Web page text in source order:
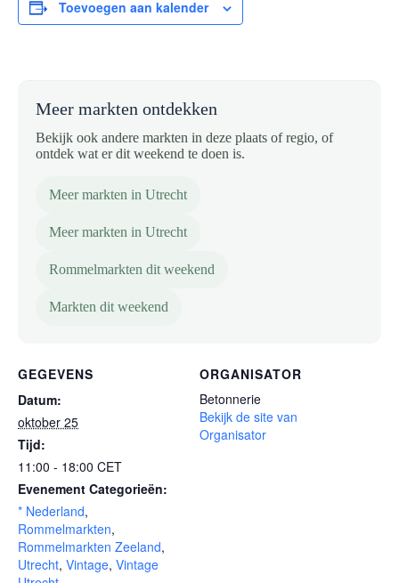
Toevoegen aan kalender
Meer markten ontdekken
Bekijk ook andere markten in deze plaats of regio, of
ontdek wat er dit weekend te doen is.
Meer markten in Utrecht
Meer markten in Utrecht
Rommelmarkten dit weekend
Markten dit weekend
GEGEVENS
Datum:
oktober 25
Tijd:
11:00 - 18:00 CET
Evenement Categorieën:
* Nederland,
Rommelmarkten,
Rommelmarkten Zeeland,
Utrecht, Vintage, Vintage
ORGANISATOR
Betonnerie
Bekijk de site van
Organisator